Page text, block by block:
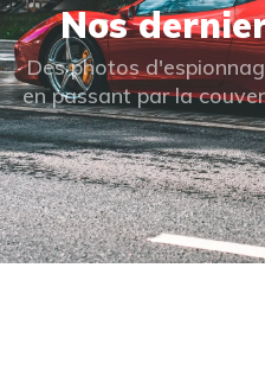
Nos
Des photos
en passant par la